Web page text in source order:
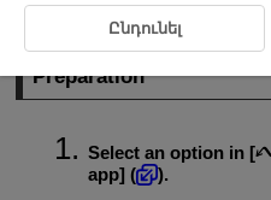
smartphones only) or a USB cable.
Preparation
Select an option in [
app] ( ).
Ընդունել